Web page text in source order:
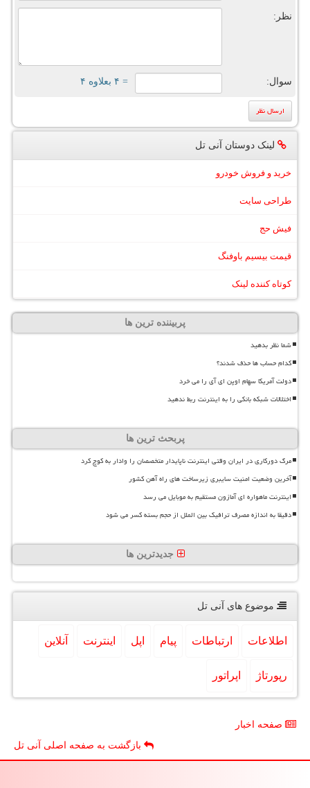
نظر:
سوال: = ۴ بعلاوه ۴
لینک دوستان آنی تل
خرید و فروش خودرو
طراحی سایت
فیش حج
قیمت بیسیم باوفنگ
کوتاه کننده لینک
پربیننده ترین ها
شما نظر بدهید
کدام حساب ها حذف شدند؟
دولت آمریکا سهام اوپن ای آی را می خرد
اختلالات شبکه بانکی را به اینترنت ربط ندهید
پربحث ترین ها
مرگ دورکاری در ایران وقتی اینترنت ناپایدار متخصصان را وادار به کوچ کرد
آخرین وضعیت امنیت سایبری زیرساخت های راه آهن کشور
اینترنت ماهواره ای آمازون مستقیم به موبایل می رسد
دقیقا به اندازه مصرف ترافیک بین الملل از حجم بسته کسر می شود
جدیدترین ها
موضوع های آنی تل
اطلاعات ارتباطات پیام اپل اینترنت آنلاین
رپورتاژ اپراتور
صفحه اخبار
بازگشت به صفحه اصلی آنی تل